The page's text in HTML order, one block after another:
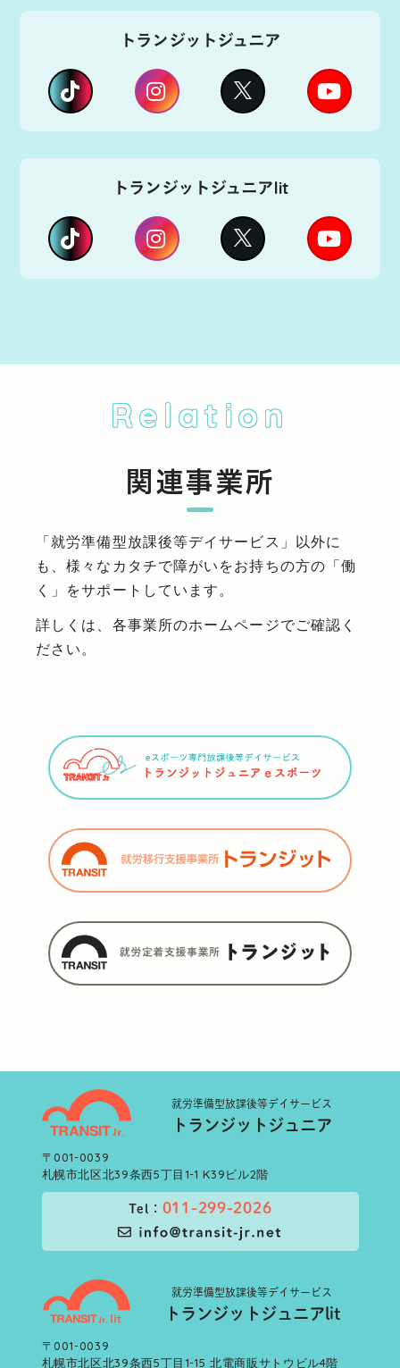
トランジットジュニア
トランジットジュニアlit
Relation
関連事業所
「就労準備型放課後等デイサービス」以外に
も、様々なカタチで障がいをお持ちの方の「働
く」をサポートしています。
詳しくは、各事業所のホームページでご確認く
ださい。
就労準備型放課後等デイサービス
トランジットジュニア
〒001-0039
札幌市北区北39条西5丁目1-1 K39ビル2階
Tel： 011-299-2026
就労準備型放課後等デイサービス
トランジットジュニアlit
〒001-0039
札幌市北区北39条西5丁目1-15 北電商販サトウビル4階